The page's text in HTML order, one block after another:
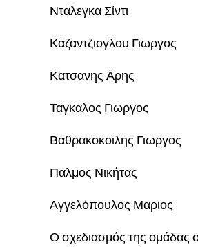
Νταλεγκα Σίντι
Καζαντζιογλου Γιωργος
Κατσανης Αρης
Ταγκαλος Γιωργος
Βαθρακοκοιλης Γιωργος
Παλμος Νικήτας
Αγγελόπουλος Μαριος
Ο σχεδιασμός της ομάδας